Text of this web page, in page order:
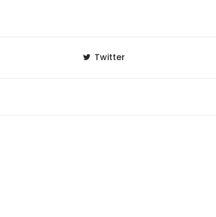
Twitter